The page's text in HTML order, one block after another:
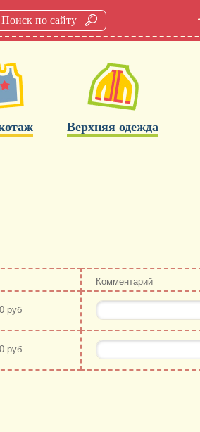
Верхняя одежда
Комментарий
руб
руб